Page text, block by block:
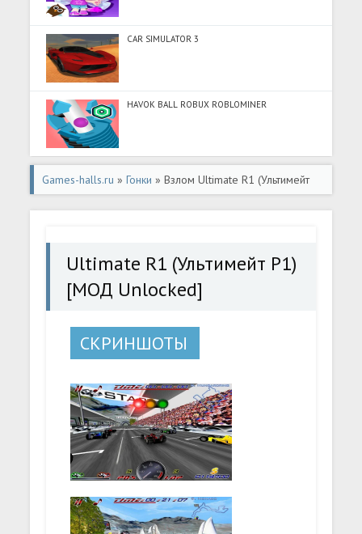
CAR SIMULATOR 3
HAVOK BALL ROBUX ROBLOMINER
Games-halls.ru »Гонки » Взлом Ultimate R1 (Ультимейт
Р1) [МОД Unlocked] - полная версия apk на Андроид
Ultimate R1 (Ультимейт Р1)
[МОД Unlocked]
СКРИНШОТЫ